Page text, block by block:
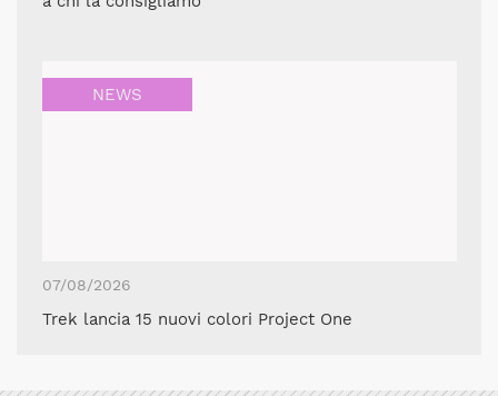
NEWS
07/08/2026
Trek lancia 15 nuovi colori Project One